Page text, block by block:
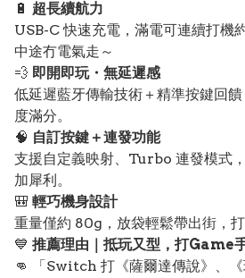
🔋 超長續航力
USB-C 快速充電，滿電可連續打機
中途冇電氣走～
💨 即開即玩・無延遲感
低延遲藍牙傳輸技術＋精準按鍵回
度滿分。
🧠 自訂按鍵＋連發功能
支援自定義映射、Turbo 連發模式
加犀利。
🎒 輕巧機身設計
重量僅約 80g，放袋輕鬆帶出街，
💙 推薦理由｜抵玩又型，打Game
👊 「Switch 打《薩爾達傳說》、